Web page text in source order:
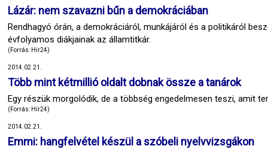
Lázár: nem szavazni bűn a demokráciában
Rendhagyó órán, a demokráciáról, munkájáról és a politikáról
évfolyamos diákjainak az államtitkár.
(Forrás: Hír24)
2014.02.21.
Több mint kétmillió oldalt dobnak össze a tanárok
Egy részük morgolódik, de a többség engedelmesen teszi, amit
(Forrás: Hír24)
2014.02.21.
Emmi: hangfelvétel készül a szóbeli nyelvvizsgákon